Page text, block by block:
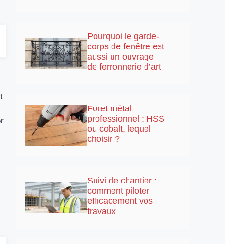
Pourquoi le garde-
corps de fenêtre est
aussi un ouvrage
de ferronnerie d’art
Foret métal
professionnel : HSS
ou cobalt, lequel
choisir ?
Suivi de chantier :
comment piloter
efficacement vos
travaux